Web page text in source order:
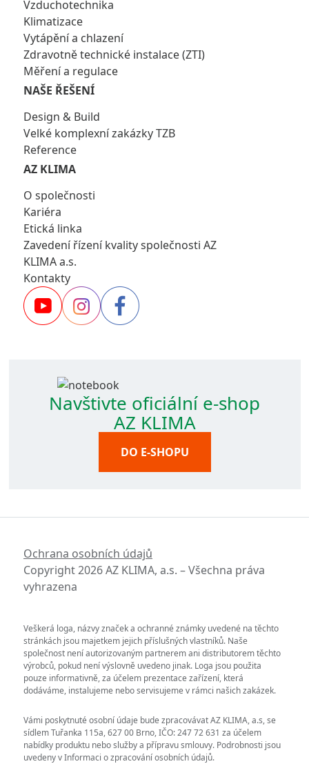
Vzduchotechnika
Klimatizace
Vytápění a chlazení
Zdravotně technické instalace (ZTI)
Měření a regulace
NAŠE ŘEŠENÍ
Design & Build
Velké komplexní zakázky TZB
Reference
AZ KLIMA
O společnosti
Kariéra
Etická linka
Zavedení řízení kvality společnosti AZ
KLIMA a.s.
Kontakty
Navštivte oficiální e-shop
AZ KLIMA
DO E-SHOPU
Ochrana osobních údajů
Copyright 2026 AZ KLIMA, a.s. – Všechna práva
vyhrazena
Veškerá loga, názvy značek a ochranné známky uvedené na těchto
stránkách jsou majetkem jejich příslušných vlastníků. Naše
společnost není autorizovaným partnerem ani distributorem těchto
výrobců, pokud není výslovně uvedeno jinak. Loga jsou použita
pouze informativně, za účelem prezentace zařízení, která
dodáváme, instalujeme nebo servisujeme v rámci našich zakázek.
Vámi poskytnuté osobní údaje bude zpracovávat AZ KLIMA, a.s, se
sídlem Tuřanka 115a, 627 00 Brno, IČO: 247 72 631 za účelem
nabídky produktu nebo služby a přípravu smlouvy. Podrobnosti jsou
uvedeny v Informaci o zpracování osobních údajů.